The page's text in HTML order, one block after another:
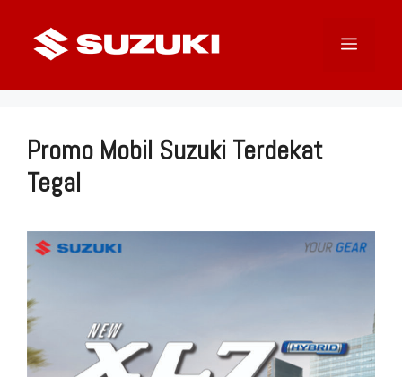
Menu
Promo Mobil Suzuki Terdekat
Tegal